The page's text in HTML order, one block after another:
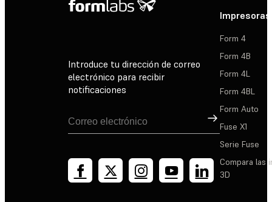
Introduce tu dirección de correo
electrónico para recibir
notificaciones
Suscribirse
Impresoras
Form 4
Form 4B
Form 4L
Form 4BL
Form Auto
Fuse X1
Serie Fuse
Compara las
3D